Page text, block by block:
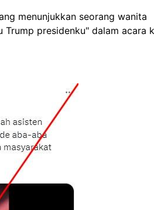
menunjukkan seorang wanita
presidenku" dalam acara